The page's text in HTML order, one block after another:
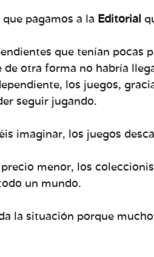
pagamos a la Editorial
que tenían pocas
otra forma no habría
los juegos,
seguir jugando.
imaginar, los juegos
menor, los
un mundo.
la situación porque